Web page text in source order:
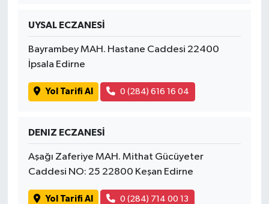
UYSAL ECZANESİ
Bayrambey MAH. Hastane Caddesi 22400
İpsala Edirne
Yol Tarifi Al 0 (284) 616 16 04
DENIZ ECZANESİ
Aşağı Zaferiye MAH. Mithat Gücüyeter
Caddesi NO: 25 22800 Keşan Edirne
Yol Tarifi Al 0 (284) 714 00 13